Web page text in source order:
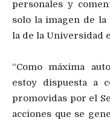
personales y
solo la imagen de
la de la Universidad
“Como máxima
estoy dispuesta a
promovidas por el
acciones que se